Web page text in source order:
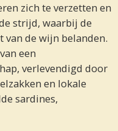
zich te verzetten en
strijd, waarbij de
de wijn belanden.
een
verlevendigd door
en lokale
sardines,